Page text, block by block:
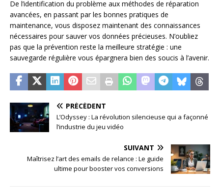
De l’identification du problème aux méthodes de réparation
avancées, en passant par les bonnes pratiques de
maintenance, vous disposez maintenant des connaissances
nécessaires pour sauver vos données précieuses. N’oubliez
pas que la prévention reste la meilleure stratégie : une
sauvegarde régulière vous épargnera bien des soucis à l’avenir.
PRÉCÉDENT
L’Odyssey : La révolution silencieuse qui a façonné
l’industrie du jeu vidéo
SUIVANT
Maîtrisez l’art des emails de relance : Le guide
ultime pour booster vos conversions